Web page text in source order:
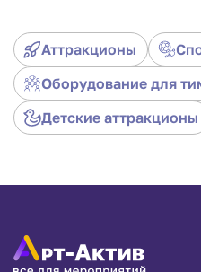
должен пройтись
Слеклайна прекрасно
на природе или
Также на сайте Арт-
страховочные маты, во
случаев и травм.
Аттракционы
Оборудование для
Детские аттракционы